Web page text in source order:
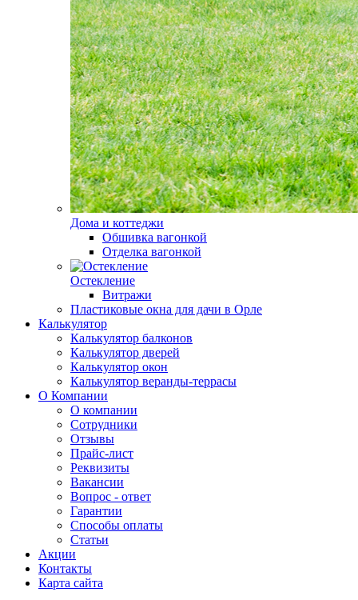
Дома и коттеджи
Обшивка вагонкой
Отделка вагонкой
Остекление
Витражи
Пластиковые окна для дачи в Орле
Калькулятор
Калькулятор балконов
Калькулятор дверей
Калькулятор окон
Калькулятор веранды-террасы
О Компании
О компании
Сотрудники
Отзывы
Прайс-лист
Реквизиты
Вакансии
Вопрос - ответ
Гарантии
Способы оплаты
Статьи
Акции
Контакты
Карта сайта